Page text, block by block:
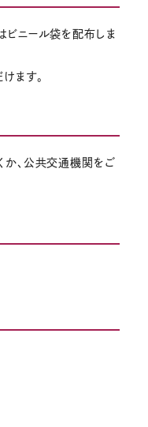
ビニール袋を配布しま
ます。
か、公共交通機関をご